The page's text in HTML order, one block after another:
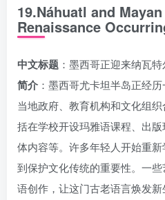
19.Náhuatl and
Renaissance
中文标题 ：墨西哥正迎来纳瓦
简介 ：墨西哥尤卡坦半岛正经
当地政府、教育机构和文化组
括在学校开设玛雅语课程、出
体内容等。许多年轻人开始重
到保护文化传统的重要性。一
语创作，让这门古老语言焕发